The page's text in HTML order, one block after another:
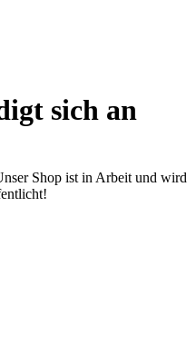
sich an
Shop ist in Arbeit und wird